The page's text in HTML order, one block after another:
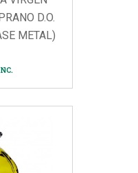
D.O.
METAL)